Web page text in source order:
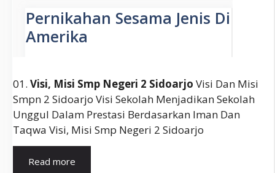
01. Visi, Misi Smp Negeri 2 Sidoarjo Visi Dan Misi
Smpn 2 Sidoarjo Visi Sekolah Menjadikan Sekolah
Unggul Dalam Prestasi Berdasarkan Iman Dan
Taqwa Visi, Misi Smp Negeri 2 Sidoarjo
Read more